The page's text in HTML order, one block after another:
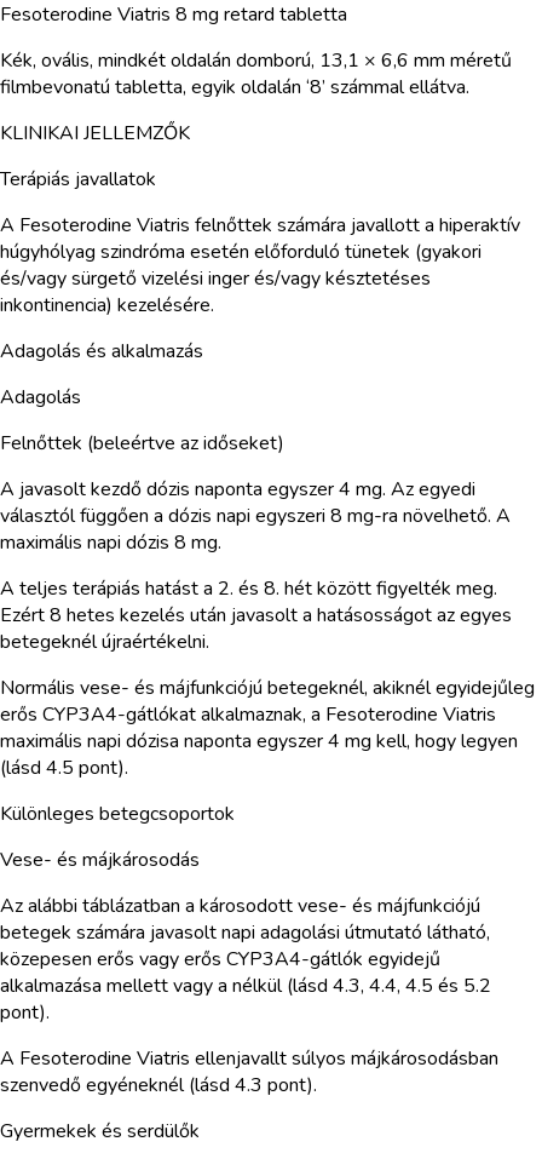
Fesoterodine Viatris 8 mg retard tabletta
Kék, ovális, mindkét oldalán domború, 13,1 × 6,6 mm méretű
filmbevonatú tabletta, egyik oldalán ‘8’ számmal ellátva.
KLINIKAI JELLEMZŐK
Terápiás javallatok
A Fesoterodine Viatris felnőttek számára javallott a hiperaktív
húgyhólyag szindróma esetén előforduló tünetek (gyakori
és/vagy sürgető vizelési inger és/vagy késztetéses
inkontinencia) kezelésére.
Adagolás és alkalmazás
Adagolás
Felnőttek (beleértve az időseket)
A javasolt kezdő dózis naponta egyszer 4 mg. Az egyedi
választól függően a dózis napi egyszeri 8 mg-ra növelhető. A
maximális napi dózis 8 mg.
A teljes terápiás hatást a 2. és 8. hét között figyelték meg.
Ezért 8 hetes kezelés után javasolt a hatásosságot az egyes
betegeknél újraértékelni.
Normális vese- és májfunkciójú betegeknél, akiknél egyidejűleg
erős CYP3A4-gátlókat alkalmaznak, a Fesoterodine Viatris
maximális napi dózisa naponta egyszer 4 mg kell, hogy legyen
(lásd 4.5 pont).
Különleges betegcsoportok
Vese- és májkárosodás
Az alábbi táblázatban a károsodott vese- és májfunkciójú
betegek számára javasolt napi adagolási útmutató látható,
közepesen erős vagy erős CYP3A4-gátlók egyidejű
alkalmazása mellett vagy a nélkül (lásd 4.3, 4.4, 4.5 és 5.2
pont).
A Fesoterodine Viatris ellenjavallt súlyos májkárosodásban
szenvedő egyéneknél (lásd 4.3 pont).
Gyermekek és serdülők